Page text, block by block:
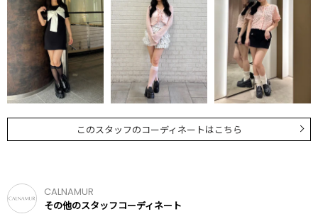
このスタッフのコーディネートはこちら
CALNAMUR
その他のスタッフコーディネート